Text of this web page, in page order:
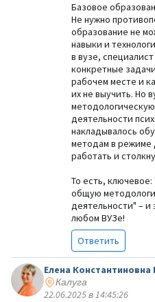
Базовое
Не нужно
образование не
навыки и
в вузе,
конкретные
рабочем месте и
их не выучить. Но
деятельности
накладывалось
методам в режиме
работать и
То есть,
общую
деятельности" – и
любом ВУЗе!
Ответить
Елена Константиновна
Калуга
22.06.2025 в 14:45:26